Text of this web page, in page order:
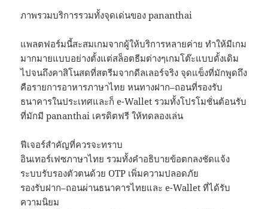
ภาพรวมบริการรวมทั้งจุดเด่นของ pananthai
แพลตฟอร์มนี้สะสมเกมจากผู้ให้บริการหลายค่าย ทำให้มีเกม
มากมายแบบอย่างตั้งแต่สล็อตธีมต่างๆเกมโต๊ะแบบดั้งเดิม
ไปจนถึงคาสิโนสดที่สตรีมจากดีลเลอร์จริง จุดแข็งที่มักพูดถึง
คือรายการอาหารภาษาไทย หนทางฝาก–ถอนที่รองรับ
ธนาคารในประเทศและก็ e-Wallet รวมทั้งโปรโมชั่นต้อนรับ
ที่มักมี pananthai เครดิตฟรี ให้ทดลองเล่น
ฟีเจอร์สำคัญที่ควรจะทราบ
อินเทอร์เฟซภาษาไทย รวมทั้งคำอธิบายข้อตกลงชัดแจ้ง
ระบบรับรองตัวตนด้วย OTP เพิ่มความปลอดภัย
รองรับฝาก–ถอนผ่านธนาคารไทยและ e-Wallet ที่ได้รับ
ความนิยม